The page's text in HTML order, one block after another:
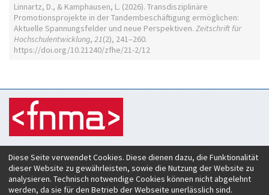
Linnartz, D., & Kamphausen, L. (2026). Transdisziplinäre
Promotionsprojekte in der Tandembeschäftigung ermöglichen:
Aktuelle Spannungsfelder und neue Perspektiven. Zeitschrift für
Hochschulentwicklung, 21(2), 241–260.
https://doi.org/10.21240/zfhe/21-2/12
Zeitschrift für Hochschulentwicklung
c/o Verein Forum neue Medien in der Lehre Austria
Rheinstraße 27
A-6890 Lustenau
Diese Seite verwendet Cookies. Diese dienen dazu, die Funktionalität
dieser Website zu gewährleisten, sowie die Nutzung der Website zu
analysieren. Technisch notwendige Cookies können nicht abgelehnt
werden, da sie für den Betrieb der Webseite unerlässlich sind.